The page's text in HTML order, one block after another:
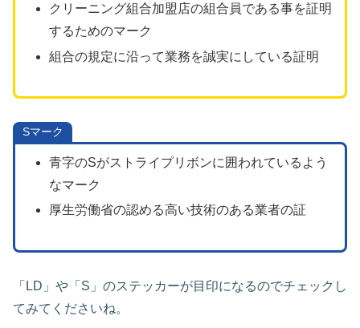
クリーニング組合加盟店の組合員である事を証明
するためのマーク
組合の規定に沿って業務を誠実にしている証明
Sマーク
青字のSがストライプリボンに囲われているよう
なマーク
厚生労働省の認める高い技術のある業者の証
「LD」や「S」のステッカーが目印になるのでチェックし
てみてくださいね。